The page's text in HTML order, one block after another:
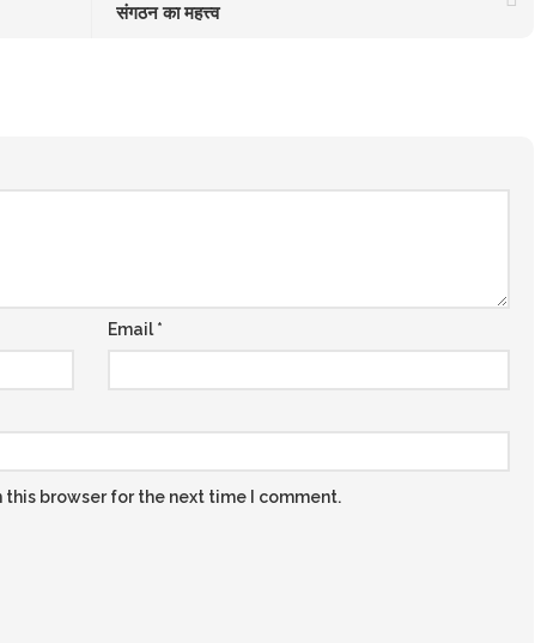
संगठन का महत्त्व
Email *
browser for the next time I comment.